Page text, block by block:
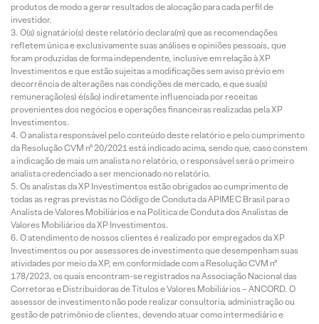
produtos de modo a gerar resultados de alocação para cada perfil de
investidor.
O(s) signatário(s) deste relatório declara(m) que as recomendações
refletem única e exclusivamente suas análises e opiniões pessoais, que
foram produzidas de forma independente, inclusive em relação à XP
Investimentos e que estão sujeitas a modificações sem aviso prévio em
decorrência de alterações nas condições de mercado, e que sua(s)
remuneração(es) é(são) indiretamente influenciada por receitas
provenientes dos negócios e operações financeiras realizadas pela XP
Investimentos.
O analista responsável pelo conteúdo deste relatório e pelo cumprimento
da Resolução CVM nº 20/2021 está indicado acima, sendo que, caso constem
a indicação de mais um analista no relatório, o responsável será o primeiro
analista credenciado a ser mencionado no relatório.
Os analistas da XP Investimentos estão obrigados ao cumprimento de
todas as regras previstas no Código de Conduta da APIMEC Brasil para o
Analista de Valores Mobiliários e na Política de Conduta dos Analistas de
Valores Mobiliários da XP Investimentos.
O atendimento de nossos clientes é realizado por empregados da XP
Investimentos ou por assessores de investimento que desempenham suas
atividades por meio da XP, em conformidade com a Resolução CVM nº
178/2023, os quais encontram-se registrados na Associação Nacional das
Corretoras e Distribuidoras de Títulos e Valores Mobiliários – ANCORD. O
assessor de investimento não pode realizar consultoria, administração ou
gestão de patrimônio de clientes, devendo atuar como intermediário e